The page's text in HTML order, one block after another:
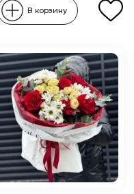
В корзину